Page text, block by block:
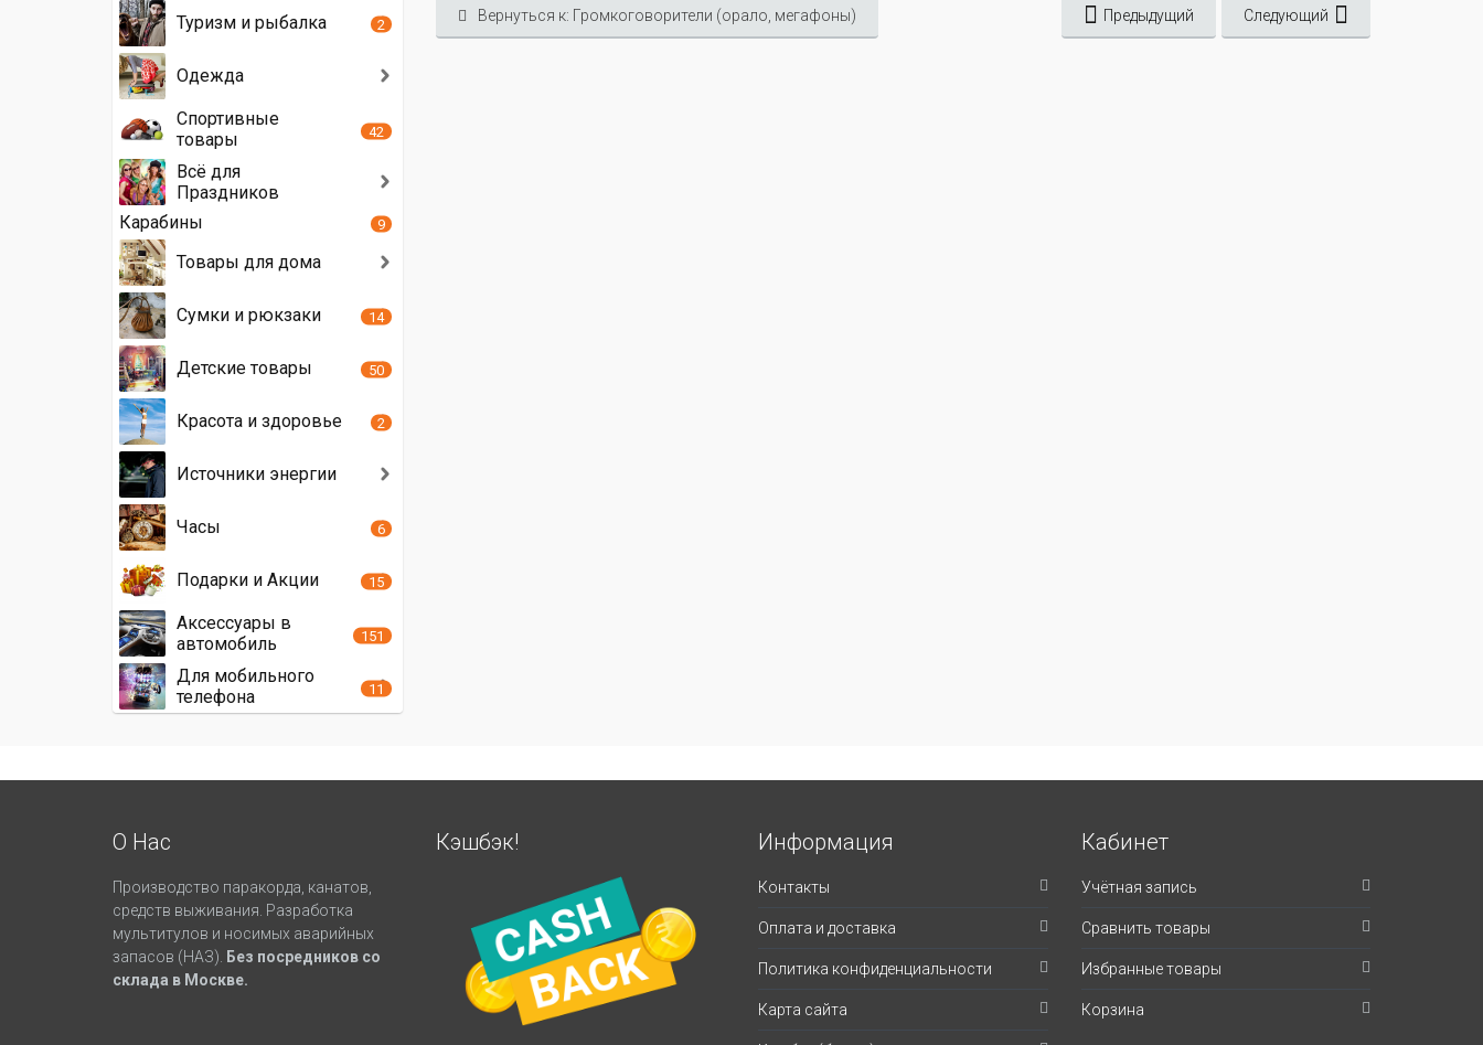
Вернуться к: Громкоговорители (орало, мегафоны) Предыдущий Следующий
Туризм и рыбалка 2
Одежда
Спортивные
товары
42
Всё для
Праздников
Карабины
9
Товары для дома
Сумки и рюкзаки 14
Детские товары 50
Красота и здоровье 2
Источники энергии
Часы 6
Подарки и Акции 15
Аксессуары в
автомобиль
151
Для мобильного
телефона
11
О Нас
Производство паракорда, канатов,
средств выживания. Разработка
мультитулов и носимых аварийных
запасов (НАЗ).
Без посредников со
склада в Москве.
Кэшбэк! Информация
Контакты
Оплата и доставка
Политика конфиденциальности
Карта сайта
Кабинет
Учётная запись
Сравнить товары
Избранные товары
Корзина